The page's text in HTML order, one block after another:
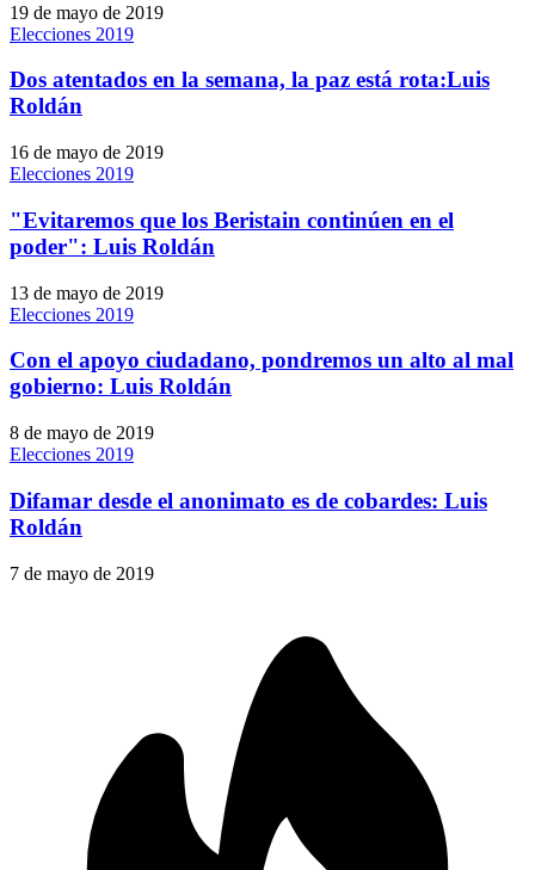
19 de mayo de 2019
Elecciones 2019
Dos atentados en la semana, la paz está rota:Luis
Roldán
16 de mayo de 2019
Elecciones 2019
"Evitaremos que los Beristain continúen en el
poder": Luis Roldán
13 de mayo de 2019
Elecciones 2019
Con el apoyo ciudadano, pondremos un alto al mal
gobierno: Luis Roldán
8 de mayo de 2019
Elecciones 2019
Difamar desde el anonimato es de cobardes: Luis
Roldán
7 de mayo de 2019